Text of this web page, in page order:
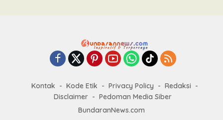
Kontak Kode Etik Privacy Policy
Redaksi
Disclaimer
Pedoman Media Siber
BundaranNews.com